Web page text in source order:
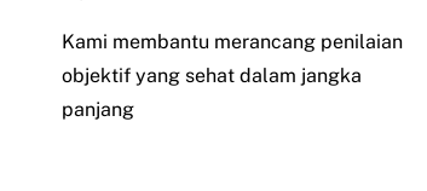
Kami membantu merancang penilaian
objektif yang sehat dalam jangka
panjang